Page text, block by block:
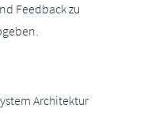
Feedback zu
Architektur